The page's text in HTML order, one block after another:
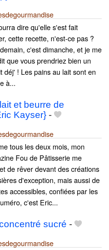
dire qu'elle s'est fait
cette recette, n'est-ce pas ?
c'est dimanche, et je me
que vous prendriez bien un
déj' ! Les pains au lait sont en
à...
et beurre de
Kayser} -
tous les deux mois, mon
Fou de Pâtisserie me
de rêver devant des créations
d'exception, mais aussi de
accessibles, confiées par les
c'est Eric...
sucré -